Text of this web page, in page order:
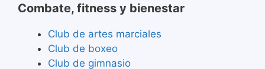
Combate, fitness y bienestar
Club de artes marciales
Club de boxeo
Club de gimnasio